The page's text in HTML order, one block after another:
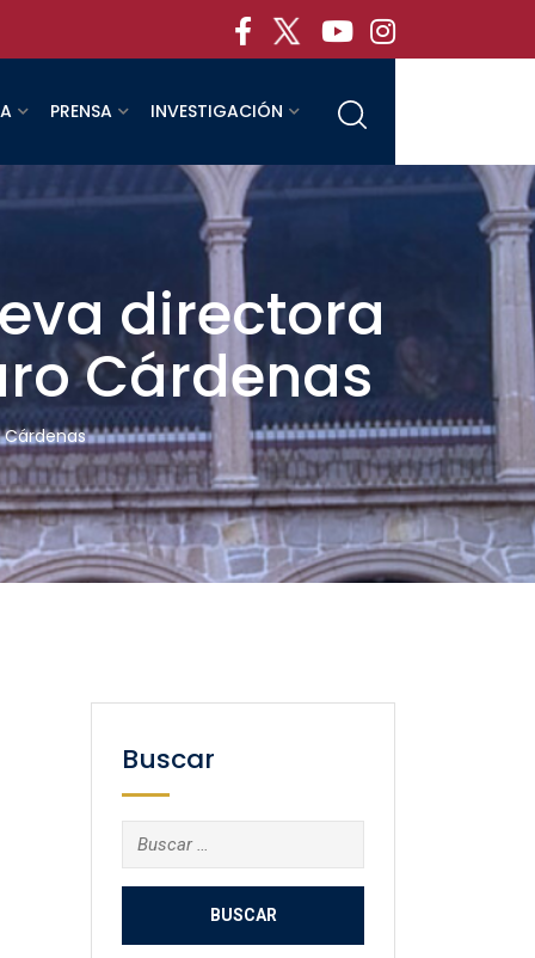
PRENSA INVESTIGACIÓN
directora
Cárdenas
Cárdenas
Buscar
Buscar: